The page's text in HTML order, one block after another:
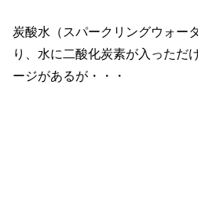
炭酸水（スパークリングウォー
り、水に二酸化炭素が入っただ
ージがあるが・・・